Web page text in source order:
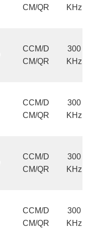
CM/QR
KHz
CCM/D
CM/QR
300
KHz
CCM/D
CM/QR
300
KHz
CCM/D
CM/QR
300
KHz
CCM/D
CM/QR
300
KHz